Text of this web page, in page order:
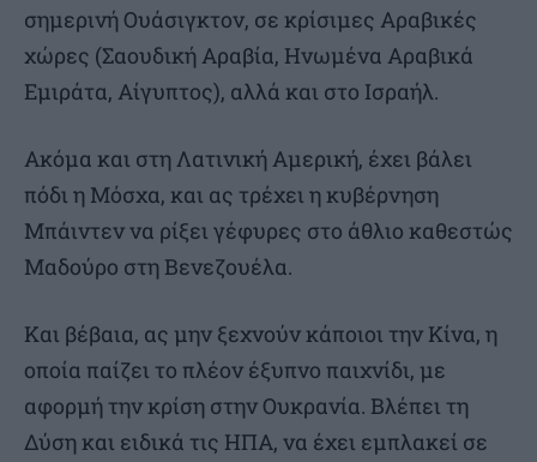
σημερινή Ουάσιγκτον, σε κρίσιμες Αραβικές
χώρες (Σαουδική Αραβία, Ηνωμένα Αραβικά
Εμιράτα, Αίγυπτος), αλλά και στο Ισραήλ.
Ακόμα και στη Λατινική Αμερική, έχει βάλει
πόδι η Μόσχα, και ας τρέχει η κυβέρνηση
Μπάιντεν να ρίξει γέφυρες στο άθλιο καθεστώς
Μαδούρο στη Βενεζουέλα.
Και βέβαια, ας μην ξεχνούν κάποιοι την Κίνα, η
οποία παίζει το πλέον έξυπνο παιχνίδι, με
αφορμή την κρίση στην Ουκρανία. Βλέπει τη
Δύση και ειδικά τις ΗΠΑ, να έχει εμπλακεί σε